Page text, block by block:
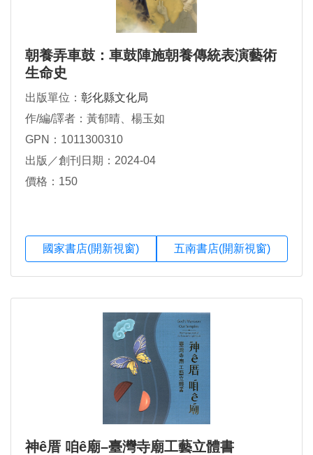
朝養弄車鼓：車鼓陣施朝養傳統表演藝術
生命史
出版單位： 彰化縣文化局
作/編/譯者：黃郁晴、楊玉如
GPN：1011300310
出版／創刊日期：2024-04
價格：150
國家書店(開新視窗) 五南書店(開新視窗)
神ê厝 咱ê廟–臺灣寺廟工藝立體書